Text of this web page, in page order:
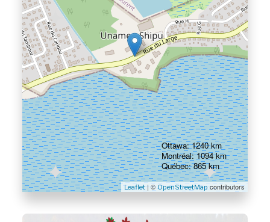
Leaflet| ©OpenStreetMapcontributors
Ottawa: 1240 km
Montréal: 1094 km
Québec: 865 km